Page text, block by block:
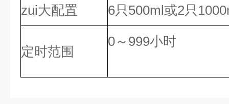
zui大配置 6只500ml或2只
定时范围
0～999小时